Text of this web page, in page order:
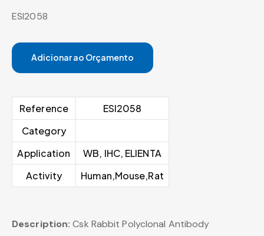
ESI2058
Adicionar ao Orçamento
Reference
ESI2058
Category
Application
WB, IHC, ELIENTA
Activity
Human,Mouse,Rat
Description: Csk Rabbit Polyclonal Antibody